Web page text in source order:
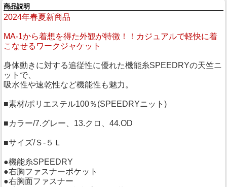
商品説明
2024年春夏新商品
MA-1から着想を得た外観が特徴！！カジュアルで軽快に着
こなせるワークジャケット
身体動きに対する追従性に優れた機能糸SPEEDRYの天竺ニ
ットで、
吸水性や速乾性など機能性も魅力。
■素材/ポリエステル100％(SPEEDRYニット)
■カラー/7.グレー、13.クロ、44.OD
■サイズ/Ｓ-５Ｌ
●機能糸SPEEDRY
●右胸ファスナーポケット
●右胸面ファスナー